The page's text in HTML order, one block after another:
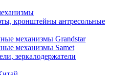
кронштейны антресольные
механизмы Grandstar
механизмы Samet
зеркалодержатели